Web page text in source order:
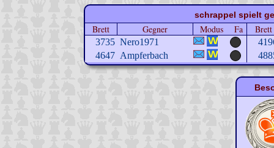
schrappel spielt
Brett Gegner Modus Fa Brett
3735 Nero1971
4647 Ampferbach